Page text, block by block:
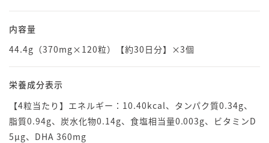
内容量
44.4g（370mg×120粒）【約30日分】×3個
栄養成分表示
【4粒当たり】エネルギー：10.40kcal、タンパク質0.34g、
脂質0.94g、炭水化物0.14g、食塩相当量0.003g、ビタミンD
5μg、DHA 360mg